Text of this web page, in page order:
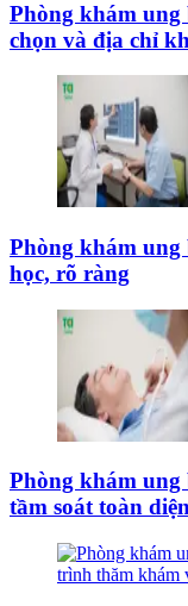
Phòng khám
chọn và địa chỉ
Phòng khám
học, rõ ràng
Phòng khám
tầm soát toàn